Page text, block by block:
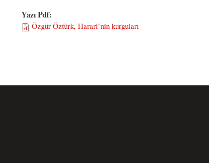
Yazı Pdf:
Özgür Öztürk, Harari’nin kurguları